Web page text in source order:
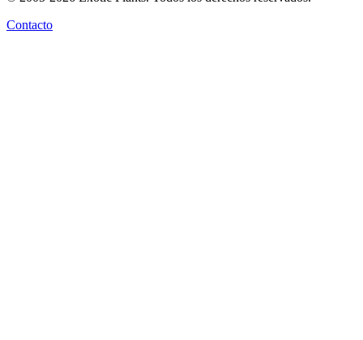
Contacto